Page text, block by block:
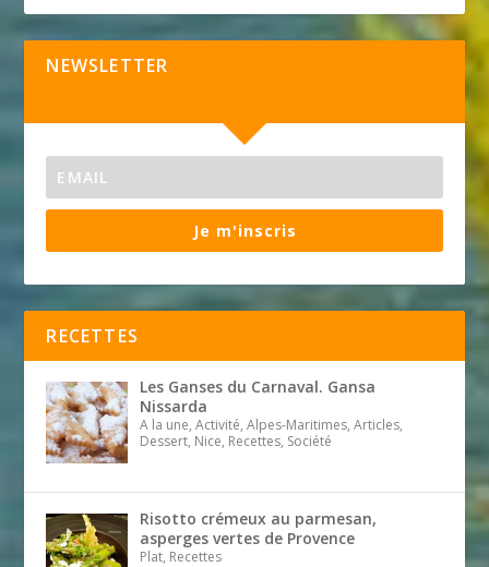
NEWSLETTER
Je m'inscris
RECETTES
Les Ganses du Carnaval. Gansa
Nissarda
A la une, Activité, Alpes-Maritimes, Articles,
Dessert, Nice, Recettes, Société
Risotto crémeux au parmesan,
asperges vertes de Provence
Plat, Recettes